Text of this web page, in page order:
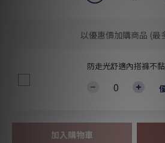
以優惠價加購商品 (最
防走光舒適內搭褲不
加入購物車